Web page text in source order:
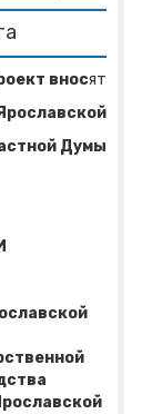
вносят
Думы